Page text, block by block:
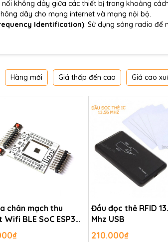
nối không dây giữa các thiết bị trong khoảng
dây cho mạng internet và mạng nội bộ.
Identification): Sử dụng sóng radio để
Hàng mới Giá thấp đến cao Giá cao
chân mạch thu
Wifi BLE SoC ESP32
WROOM-32
Đầu đọc thẻ RFID
Mhz USB
210.000₫